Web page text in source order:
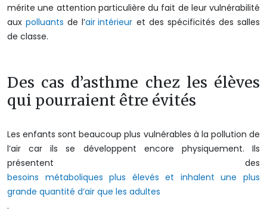
mérite une attention particulière du fait de leur vulnérabilité
auxpolluants de l’air intérieur et des spécificités des salles
de classe.
Des cas d’asthme chez les élèves
qui pourraient être évités
Les enfants sont beaucoup plus vulnérables à la pollution de
l’air car ils se développent encore physiquement. Ils
présentent des
besoins métaboliques plus élevés et inhalent une plus
grande quantité d’air que les adultes
.